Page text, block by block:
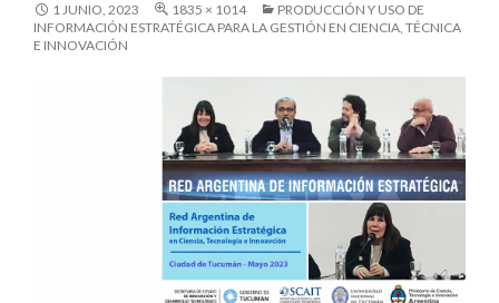
1 JUNIO, 2023 1835 × 1014
PRODUCCIÓN Y USO DE
INFORMACIÓN ESTRATÉGICA PARA LA GESTIÓN EN CIENCIA, TÉCNICA
E INNOVACIÓN